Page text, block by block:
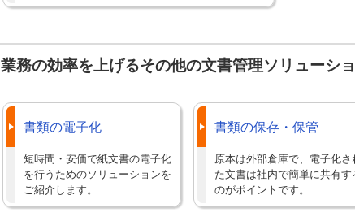
業務の効率を上げるその他の文書管理ソリューシ
書類の電子化
短時間・安価で紙文書の電子化
を行うためのソリューションを
ご紹介します。
書類の保存・保管
原本は外部倉庫で、電子化さ
た文書は社内で簡単に共有す
のがポイントです。